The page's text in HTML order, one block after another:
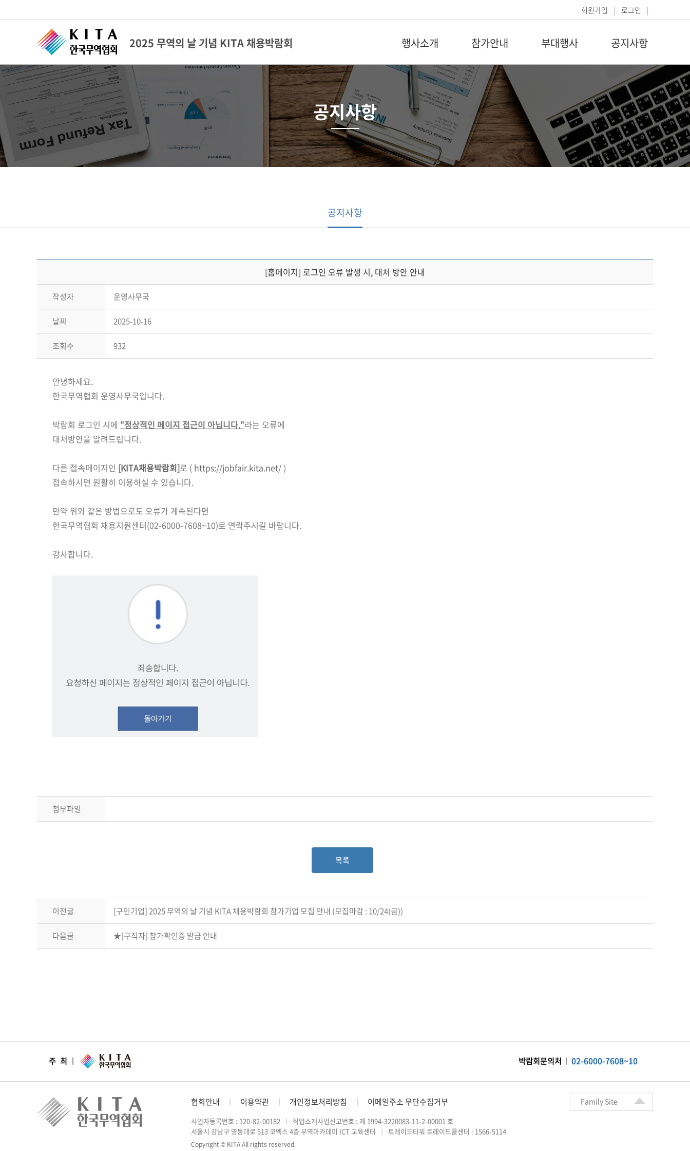
회원가입 | 로그인 |
2025 무역의 날 기념 KITA 채용박람회 행사소개 참가안내 부대행사 공지사항
공지사항
공지사항
[홈페이지] 로그인 오류 발생 시, 대처 방안 안내
작성자 운영사무국
날짜 2025-10-16
조회수 932
안녕하세요.
한국무역협회 운영사무국입니다.
박람회 로그인 시에 "정상적인 페이지 접근이 아닙니다."라는 오류에
대처방안을 알려드립니다.
다른 접속페이지인 [KITA채용박람회]로 ( https://jobfair.kita.net/ )
접속하시면 원활히 이용하실 수 있습니다.
만약 위와 같은 방법으로도 오류가 계속된다면
한국무역협회 채용지원센터(02-6000-7608~10)로 연락주시길 바랍니다.
감사합니다.
첨부파일
목록
이전글 [구인기업] 2025 무역의 날 기념 KITA 채용박람회 참가기업 모집 안내 (모집마감 : 10/24(금))
다음글 ★[구직자] 참가확인증 발급 안내
Family Site
협회안내 ㅣ 이용약관 ㅣ 개인정보처리방침 ㅣ 이메일주소 무단수집거부
사업자등록번호 : 120-82-00182 ㅣ
직업소개사업신고번호 : 제 1994-3220083-11-2-00001 호
서울시 강남구 영동대로 513 코엑스 4층 무역아카데미 ICT 교육센터
ㅣ 트레이드타워 트레이드콜센터 : 1566-5114
Copyright © KITA All rights reserved.